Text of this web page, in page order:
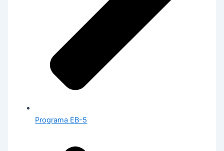
Programa EB-5